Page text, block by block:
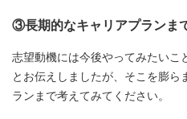
③長期的なキャリアプランま
志望動機には今後やってみたいこ
とお伝えしましたが、そこを膨
ランまで考えてみてください。